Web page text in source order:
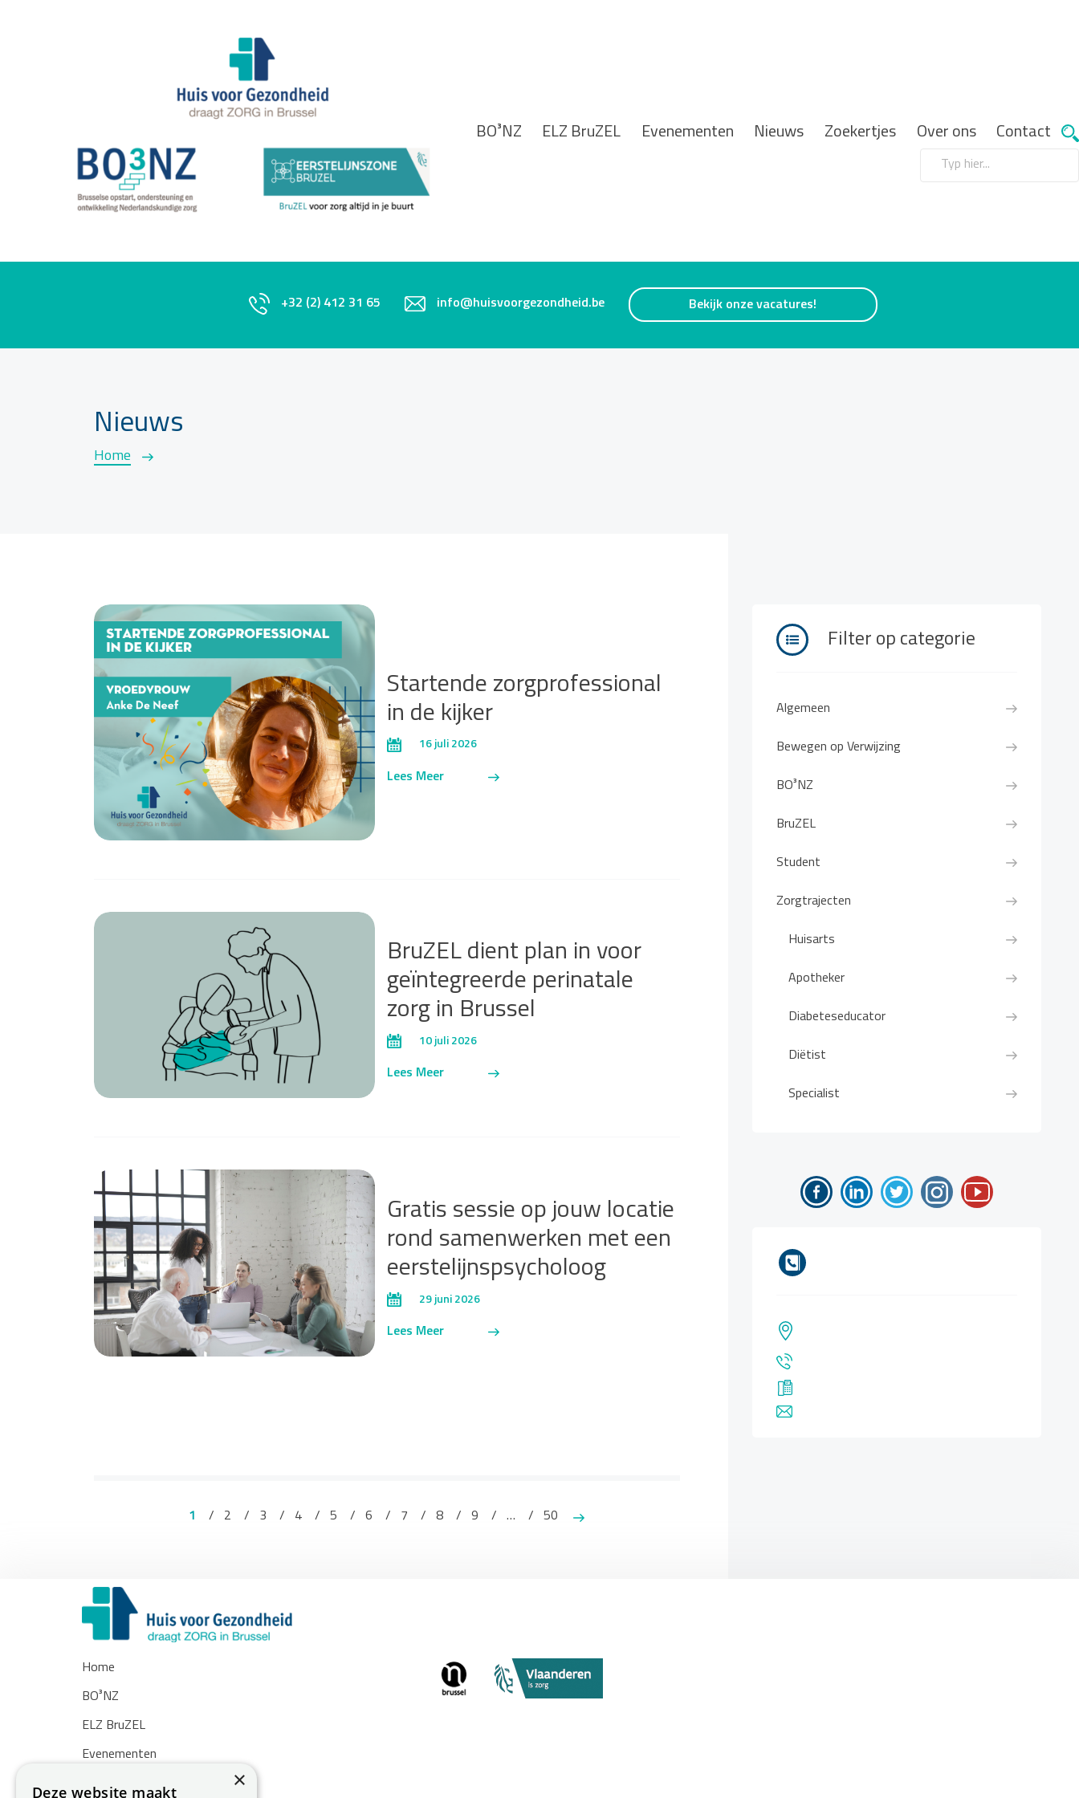
BO³NZ ELZ BruZEL Evenementen Nieuws Zoekertjes Over ons Contact
+32 (2) 412 31 65 info@huisvoorgezondheid.be Bekijk onze vacatures!
Nieuws
Home
Startende zorgprofessional
in de kijker
16 juli 2026
Lees Meer
BruZEL dient plan in voor
geïntegreerde perinatale
zorg in Brussel
10 juli 2026
Lees Meer
Gratis sessie op jouw locatie
rond samenwerken met een
eerstelijnspsycholoog
29 juni 2026
Lees Meer
1 2 3 4 5 6 7 8 9 … 50
Filter op categorie
Algemeen
Bewegen op Verwijzing
BO³NZ
BruZEL
Student
Zorgtrajecten
Huisarts
Apotheker
Diabeteseducator
Diëtist
Specialist
Home
BO³NZ
ELZ BruZEL
Evenementen
Nieuws ×
Deze website maakt